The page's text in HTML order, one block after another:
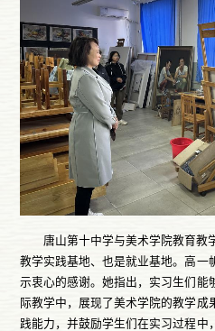
唐山第十中学与美术学院教育教
教学实践基地、也是就业基地。高一
示衷心的感谢。她指出，实习生们能
际教学中，展现了美术学院的教学成
践能力，并鼓励学生们在实习过程中